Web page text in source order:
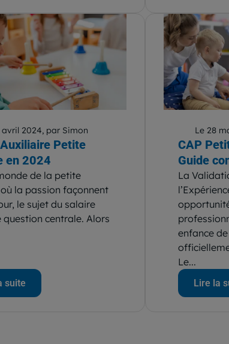
avril 2024, par Simon
Petite
en 2024
de la petite
la passion façonnent
le sujet du salaire
question centrale. Alors
suite
Le 28
CAP
Guide
La
enfance
Le...
Lire la